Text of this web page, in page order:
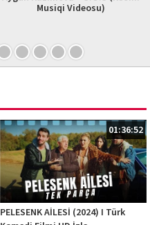
Musiqi Videosu)
01:36:52
PELESENK AİLESİ (2024) I Türk